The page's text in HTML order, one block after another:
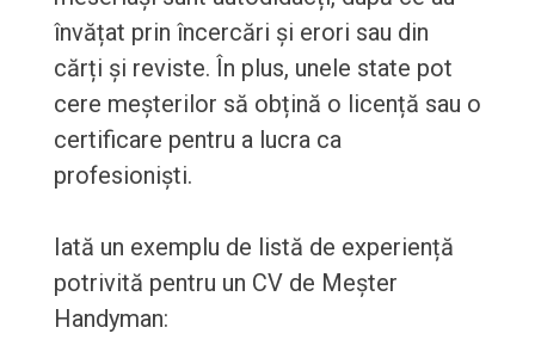
învățat prin încercări și erori sau din
cărți și reviste. În plus, unele state pot
cere meșterilor să obțină o licență sau o
certificare pentru a lucra ca
profesioniști.
Iată un exemplu de listă de experiență
potrivită pentru un CV de Meșter
Handyman: